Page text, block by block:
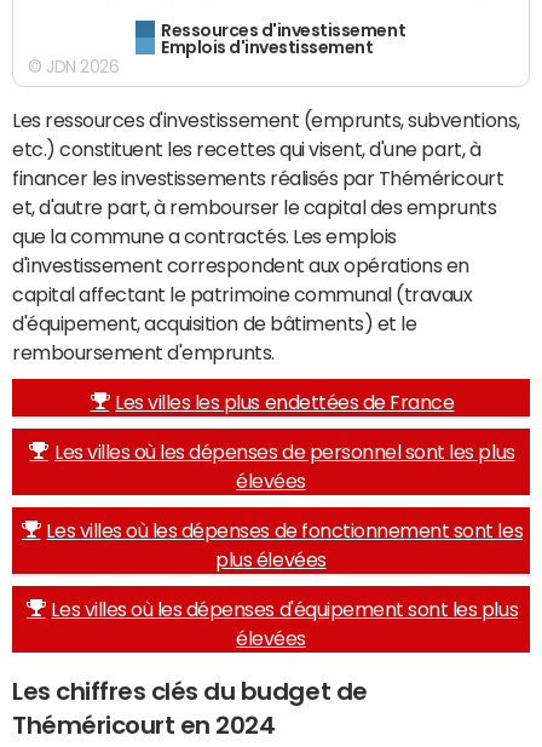
Ressources d'investissement
Emplois d'investissement
© JDN 2026
Les ressources d'investissement (emprunts, subventions,
etc.) constituent les recettes qui visent, d'une part, à
financer les investissements réalisés par Théméricourt
et, d'autre part, à rembourser le capital des emprunts
que la commune a contractés. Les emplois
d'investissement correspondent aux opérations en
capital affectant le patrimoine communal (travaux
d'équipement, acquisition de bâtiments) et le
remboursement d'emprunts.
Les villes les plus endettées de France
Les villes où les dépenses de personnel sont les plus
élevées
Les villes où les dépenses de fonctionnement sont les
plus élevées
Les villes où les dépenses d'équipement sont les plus
élevées
Les chiffres clés du budget de
Théméricourt en 2024